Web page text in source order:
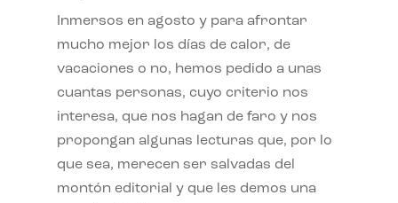
Inmersos en agosto y para afrontar
mucho mejor los días de calor, de
vacaciones o no, hemos pedido a unas
cuantas personas, cuyo criterio nos
interesa, que nos hagan de faro y nos
propongan algunas lecturas que, por lo
que sea, merecen ser salvadas del
montón editorial y que les demos una